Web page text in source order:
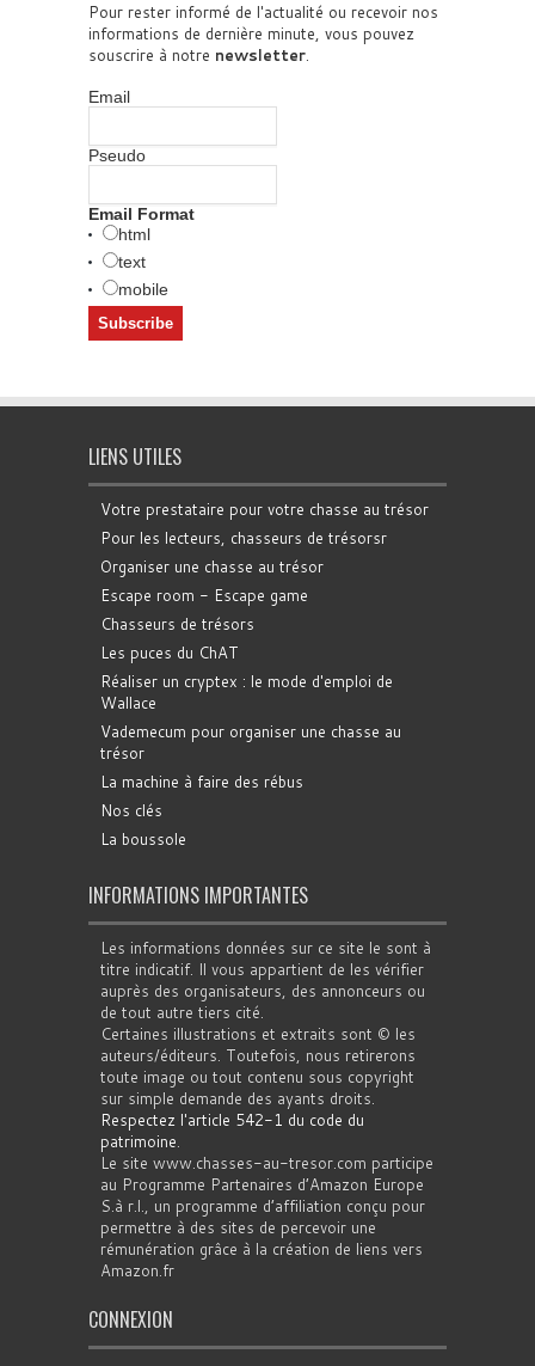
Pour rester informé de l'actualité ou recevoir nos
informations de dernière minute, vous pouvez
souscrire à notre newsletter.
Email
Pseudo
Email Format
html
text
mobile
LIENS UTILES
Votre prestataire pour votre chasse au trésor
Pour les lecteurs, chasseurs de trésorsr
Organiser une chasse au trésor
Escape room - Escape game
Chasseurs de trésors
Les puces du ChAT
Réaliser un cryptex : le mode d'emploi de
Wallace
Vademecum pour organiser une chasse au
trésor
La machine à faire des rébus
Nos clés
La boussole
INFORMATIONS IMPORTANTES
Les informations données sur ce site le sont à
titre indicatif. Il vous appartient de les vérifier
auprès des organisateurs, des annonceurs ou
de tout autre tiers cité.
Certaines illustrations et extraits sont © les
auteurs/éditeurs. Toutefois, nous retirerons
toute image ou tout contenu sous copyright
sur simple demande des ayants droits.
Respectez l'article 542-1 du code du
patrimoine.
Le site www.chasses-au-tresor.com participe
au Programme Partenaires d’Amazon Europe
S.à r.l., un programme d’affiliation conçu pour
permettre à des sites de percevoir une
rémunération grâce à la création de liens vers
Amazon.fr
CONNEXION